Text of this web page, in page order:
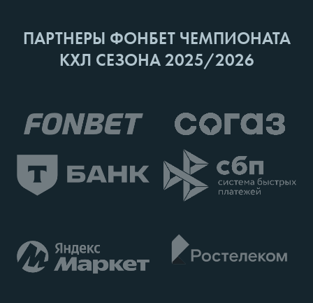
ПАРТНЕРЫ ФОНБЕТ ЧЕМПИОНАТА
КХЛ СЕЗОНА 2025/2026